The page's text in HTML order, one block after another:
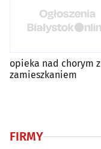
opieka nad chorym z
zamieszkaniem
FIRMY